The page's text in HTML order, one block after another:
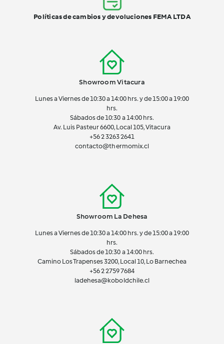
Showroom Vitacura
Lunes a Viernes de 10:30 a 14:00 hrs. y de 15:00 a 19:00
hrs.
Sábados de 10:30 a 14:00 hrs.
Av. Luis Pasteur 6600, Local 105, Vitacura
+56 2 3263 2641
contacto@thermomix.cl
Showroom La Dehesa
Lunes a Viernes de 10:30 a 14:00 hrs. y de 15:00 a 19:00
hrs.
Sábados de 10:30 a 14:00 hrs.
Camino Los Trapenses 3200, Local 10, Lo Barnechea
+56 22759 7684
ladehesa@koboldchile.cl
Políticas de cambios y devoluciones FEMA LTDA